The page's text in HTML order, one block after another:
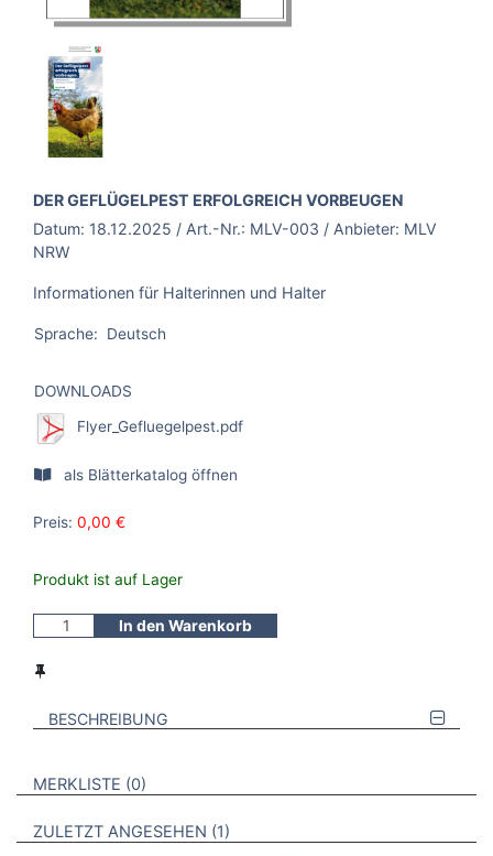
BROSCHÜRE:
DER GEFLÜGELPEST ERFOLGREICH VORBEUGEN
Datum: 18.12.2025 / Art.-Nr.: MLV-003 / Anbieter: MLV
NRW
Informationen für Halterinnen und Halter
Sprache: Deutsch
DOWNLOADS
Flyer_Gefluegelpest.pdf
als Blätterkatalog öffnen
Preis: 0,00 €
Produkt ist auf Lager
In den Warenkorb
BESCHREIBUNG
VERWEISE AUF VERMERKTE- ODER ZULETZT ANGESEHENE
MERKLISTE 0 BROSCHÜREN
ZULETZT ANGESEHEN 1 BROSCHÜREN